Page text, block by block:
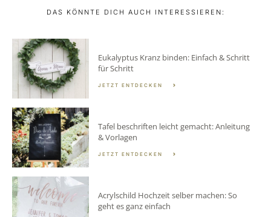
DAS KÖNNTE DICH AUCH INTERESSIEREN:
Eukalyptus Kranz binden: Einfach & Schritt
für Schritt
JETZT ENTDECKEN
Tafel beschriften leicht gemacht: Anleitung
& Vorlagen
JETZT ENTDECKEN
Acrylschild Hochzeit selber machen: So
geht es ganz einfach